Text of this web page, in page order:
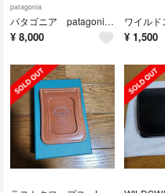
patagonia
パタゴニア patagonia GPIW アップライザル▪︎フーディ
¥ 8,000 ¥ 1,500